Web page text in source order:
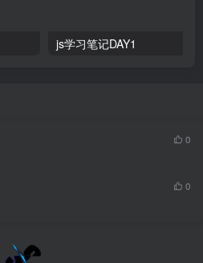
js学习笔记DAY1
0
0